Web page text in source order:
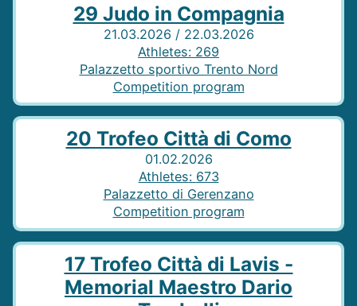
29 Judo in Compagnia
21.03.2026 / 22.03.2026
Athletes: 269
Palazzetto sportivo Trento Nord
Competition program
20 Trofeo Città di Como
01.02.2026
Athletes: 673
Palazzetto di Gerenzano
Competition program
17 Trofeo Città di Lavis -
Memorial Maestro Dario